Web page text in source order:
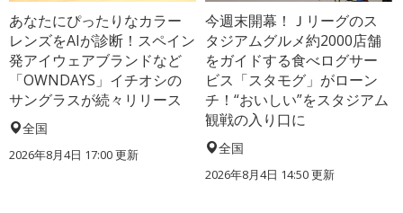
あなたにぴったりなカラー
レンズをAIが診断！スペイン
発アイウェアブランドなど
「OWNDAYS」イチオシの
サングラスが続々リリース
全国
2026年8月4日 17:00更新
今週末開幕！Ｊリーグのス
タジアムグルメ約2000店舗
をガイドする食べログサー
ビス「スタモグ」がローン
チ！“おいしい”をスタジアム
観戦の入り口に
全国
2026年8月4日 14:50更新